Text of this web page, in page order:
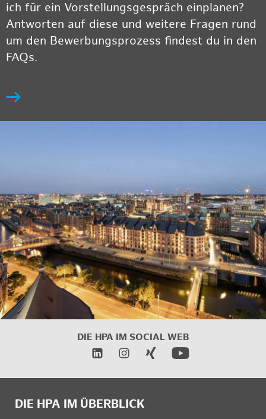
ich für ein Vorstellungsgespräch einplanen?
Antworten auf diese und weitere Fragen rund
um den Bewerbungsprozess findest du in den
FAQs.
DIE HPA IM SOCIAL WEB
DIE HPA IM ÜBERBLICK